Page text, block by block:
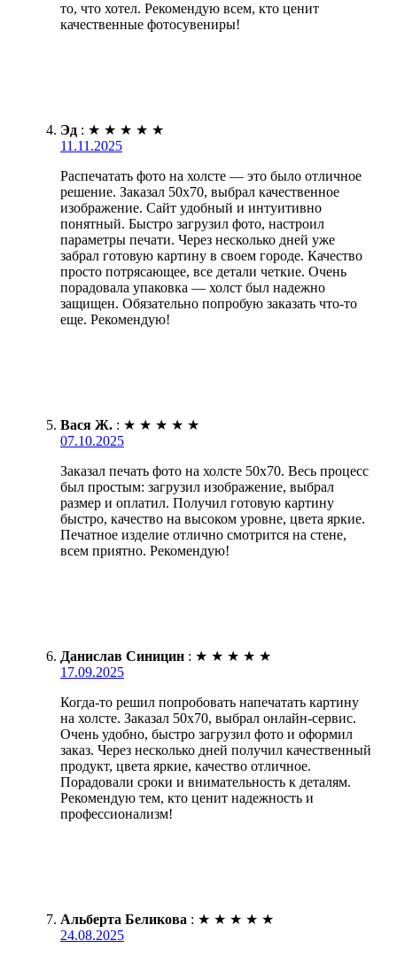
то, что хотел. Рекомендую всем, кто ценит
качественные фотосувениры!
Эд : ★ ★ ★ ★ ★
11.11.2025
Распечатать фото на холсте — это было отличное
решение. Заказал 50х70, выбрал качественное
изображение. Сайт удобный и интуитивно
понятный. Быстро загрузил фото, настроил
параметры печати. Через несколько дней уже
забрал готовую картину в своем городе. Качество
просто потрясающее, все детали четкие. Очень
порадовала упаковка — холст был надежно
защищен. Обязательно попробую заказать что-то
еще. Рекомендую!
Вася Ж. : ★ ★ ★ ★ ★
07.10.2025
Заказал печать фото на холсте 50х70. Весь процесс
был простым: загрузил изображение, выбрал
размер и оплатил. Получил готовую картину
быстро, качество на высоком уровне, цвета яркие.
Печатное изделие отлично смотрится на стене,
всем приятно. Рекомендую!
Данислав Синицин : ★ ★ ★ ★ ★
17.09.2025
Когда-то решил попробовать напечатать картину
на холсте. Заказал 50х70, выбрал онлайн-сервис.
Очень удобно, быстро загрузил фото и оформил
заказ. Через несколько дней получил качественный
продукт, цвета яркие, качество отличное.
Порадовали сроки и внимательность к деталям.
Рекомендую тем, кто ценит надежность и
профессионализм!
Альберта Беликова : ★ ★ ★ ★ ★
24.08.2025